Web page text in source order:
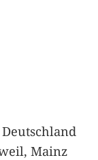
Mainz